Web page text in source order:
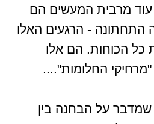
מרבית המעשים הם
התחתונה - הרגעים האלו
הכוחות. הם אלו
החלומות"....
שמדבר על הבחנה בין